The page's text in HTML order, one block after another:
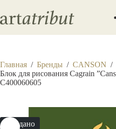
сути
Главная / Бренды / CANSON /
Блок для рисования Cagrain
C400060605
Продано